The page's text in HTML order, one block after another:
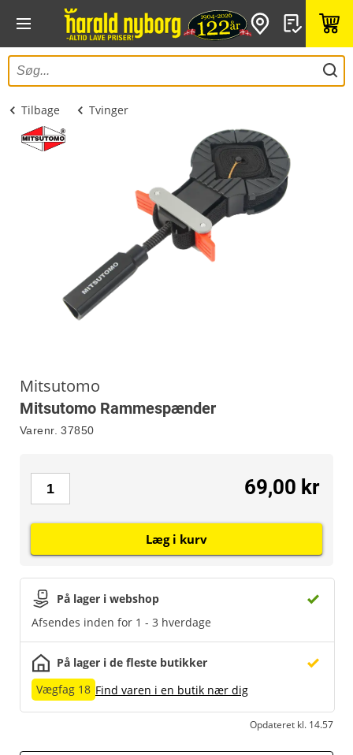
Tilbage Tvinger
Mitsutomo
Mitsutomo Rammespænder
Varenr. 37850
På lager i webshop
Afsendes inden for 1 - 3 hverdage
På lager i de fleste butikker
Vægfag 18 Find varen i en butik nær dig
Opdateret kl. 14.57
69,00 kr
Læg i kurv